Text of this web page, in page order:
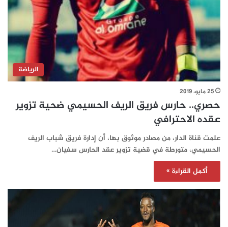
الرياضة
25 مايو، 2019
حصري.. حارس فريق الريف الحسيمي ضحية تزوير
عقده الاحترافي‎
علمت قناة الدار، من مصادر موثوق بها، أن إدارة فريق شباب الريف
الحسيمي، متورطة في قضية تزوير عقد الحارس سفيان…
أكمل القراءة »